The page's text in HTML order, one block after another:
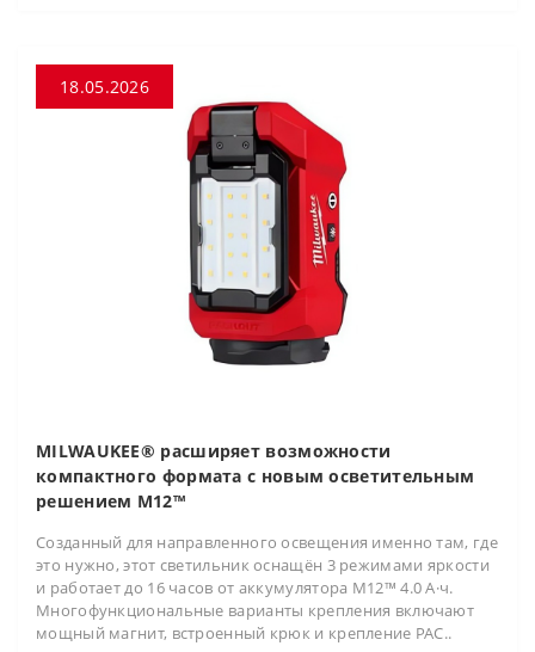
18.05.2026
MILWAUKEE® расширяет возможности
компактного формата с новым осветительным
решением M12™
Созданный для направленного освещения именно там, где
это нужно, этот светильник оснащён 3 режимами яркости
и работает до 16 часов от аккумулятора M12™ 4.0 А·ч.
Многофункциональные варианты крепления включают
мощный магнит, встроенный крюк и крепление PAC..